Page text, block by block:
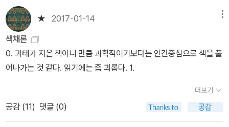
에 많이 지적되어 왔다. 그 말이 사실인 지는 알 수 없지만, 현대 과학
이 분명 한계가 있다는 것만은 틀림없다. 그에 대한 해결책을 18세기
에 제시했다는 것이 놀라울 뿐이다. 그 해결책이 옳은 지 그른지는 알
수 없지만...
★ 2017-01-14
색채론
0. 괴테가 지은 책이니 만큼 과학적이기보다는 인간중심으로 색을 풀
어나가는 것 같다. 읽기에는 좀 괴롭다. 1.
더보기
공감 (11) 댓글 (0)